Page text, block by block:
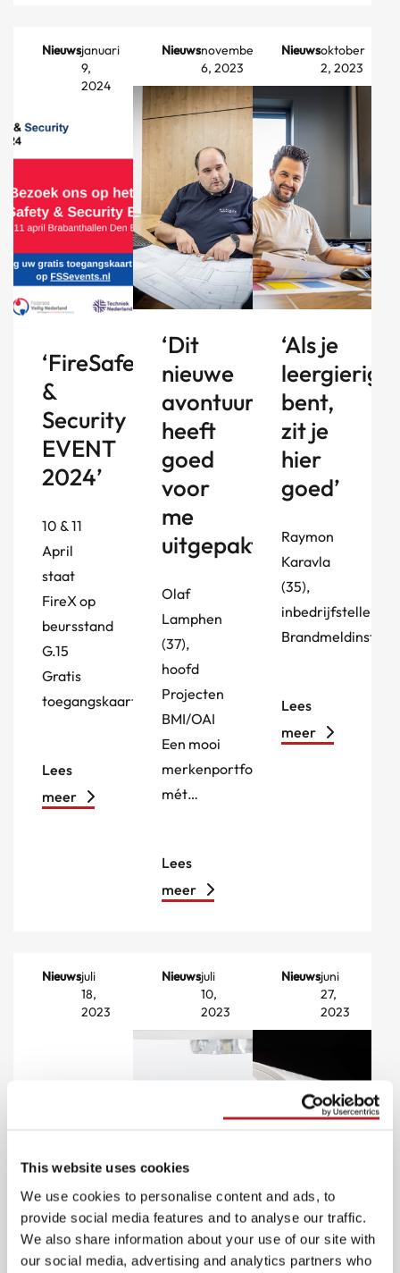
This website uses cookies
We use cookies to personalise content and ads, to
provide social media features and to analyse our traffic.
We also share information about your use of our site with
our social media, advertising and analytics partners who
Nieuwsjanuari
9,
2024
‘FireSafety
&
Security
EVENT
2024’
10 & 11
April
staat
FireX op
beursstand
G.15
Gratis
toegangskaarten…
Lees
meer
Nieuwsnovember
6, 2023
‘Dit
nieuwe
avontuur
heeft
goed
voor
me
uitgepakt’
Olaf
Lamphen
(37),
hoofd
Projecten
BMI/OAI
Een mooi
merkenportfolio
mét…
Lees
meer
Nieuwsoktober
2, 2023
‘Als je
leergierig
bent,
zit je
hier
goed’
Raymon
Karavla
(35),
inbedrijfsteller/
Lees
meer
Nieuwsjuli
18,
2023
Nieuwsjuli
10,
2023
Nieuwsjuni
27,
2023